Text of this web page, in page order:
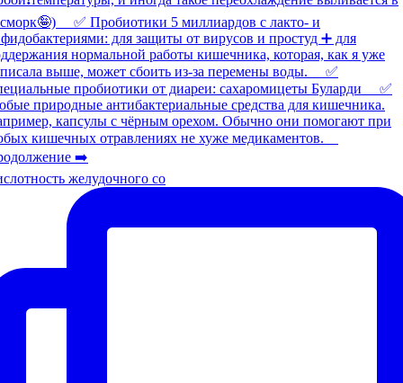
желудочного со